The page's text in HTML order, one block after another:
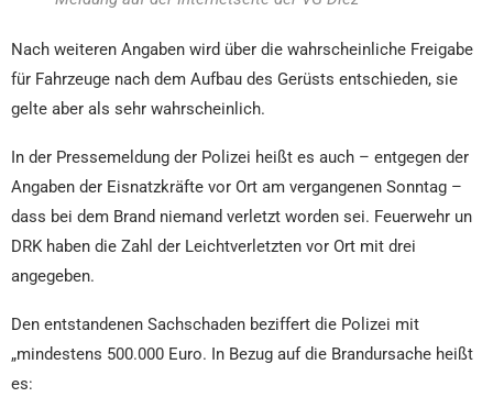
Nach weiteren Angaben wird über die wahrscheinliche Freigabe
für Fahrzeuge nach dem Aufbau des Gerüsts entschieden, sie
gelte aber als sehr wahrscheinlich.
In der Pressemeldung der Polizei heißt es auch – entgegen der
Angaben der Eisnatzkräfte vor Ort am vergangenen Sonntag –
dass bei dem Brand niemand verletzt worden sei. Feuerwehr un
DRK haben die Zahl der Leichtverletzten vor Ort mit drei
angegeben.
Den entstandenen Sachschaden beziffert die Polizei mit
„mindestens 500.000 Euro. In Bezug auf die Brandursache heißt
es: